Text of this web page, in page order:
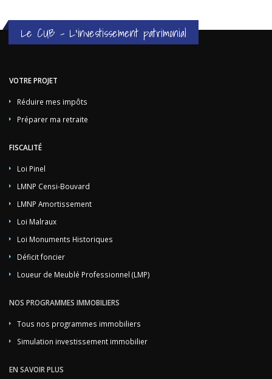
Le CUB - L'investissement patrimonial
VOTRE PROJET
Réduire mes impôts
Préparer ma retraite
FISCALITÉ
Loi Pinel
LMNP Censi-Bouvard
LMNP Amortissement
Loi Malraux
Loi Monuments Historiques
Déficit foncier
Loueur de Meublé Professionnel (LMP)
NOS PROGRAMMES IMMOBILIERS
Tous nos programmes immobiliers
Simulation investissement immobilier
EN SAVOIR PLUS